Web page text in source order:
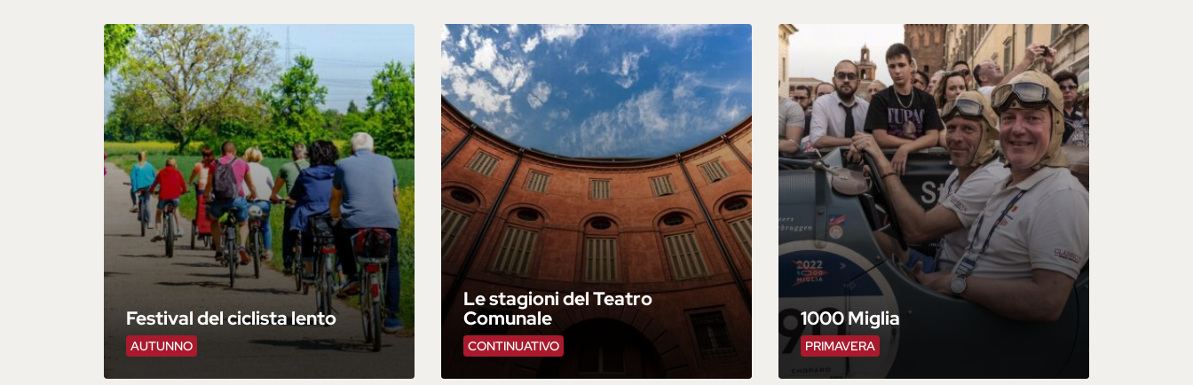
AUTUNNO
Festival del ciclista lento
CONTINUATIVO
Le stagioni del Teatro
Comunale
PRIMAVERA
1000 Miglia